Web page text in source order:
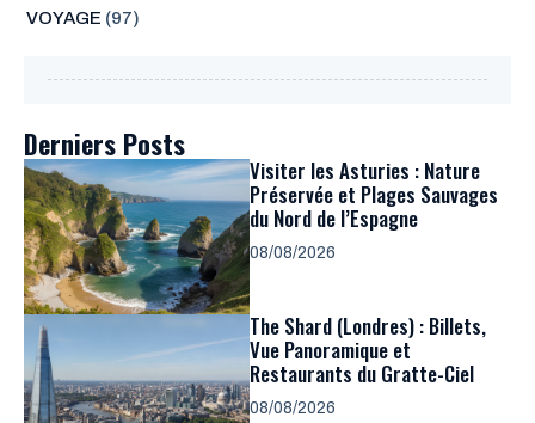
VOYAGE (97)
Derniers Posts
Visiter les Asturies : Nature
Préservée et Plages Sauvages
du Nord de l’Espagne
08/08/2026
The Shard (Londres) : Billets,
Vue Panoramique et
Restaurants du Gratte-Ciel
08/08/2026